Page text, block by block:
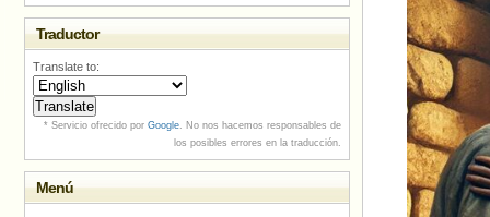
Traductor
Translate to:
* Servicio ofrecido por Google. No nos hacemos responsables de
los posibles errores en la traducción.
Menú